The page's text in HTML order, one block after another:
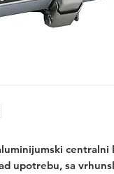
centralni
upotrebu, sa